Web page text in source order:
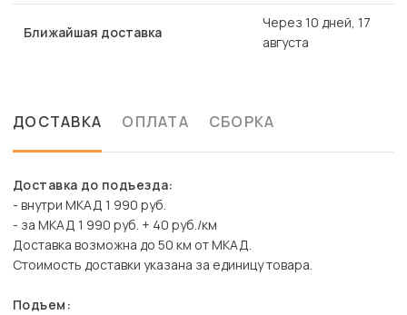
Ближайшая доставка
Через 10 дней, 17
августа
ДОСТАВКА ОПЛАТА СБОРКА
Доставка до подъезда:
- внутри МКАД 1 990 руб.
- за МКАД 1 990 руб. + 40 руб./км
Доставка возможна до 50 км от МКАД.
Стоимость доставки указана за единицу товара.
Подъем: